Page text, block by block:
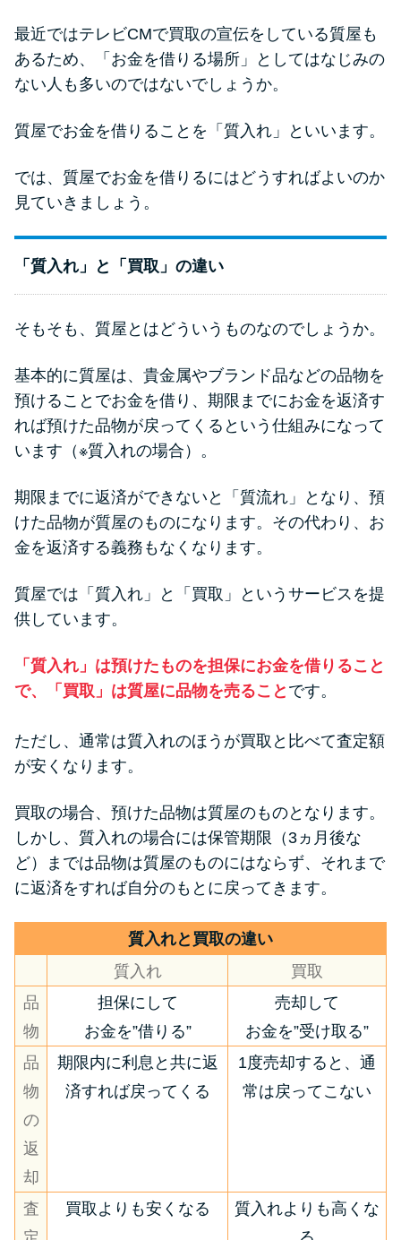
申し込みブラックとは?判断の目
安や審査に通らない理由
は？3つの判断基準と工面法
アコムはブラックでも審査に通
方法
アコムとレイクどっちがいい
の？ カードローンの選び方を徹
プロミスの返済方法を徹底解
説！ もっとも便利でお得な返済
方法はどれ？
年収が低い＆他社借入があると
落ちる？バンクイックの口コミ
を分析
みずほ銀行カードローンの問い
せ方法
最近ではテレビCMで買取の宣伝をしている質屋も
あるため、「お金を借りる場所」としてはなじみの
ない人も多いのではないでしょうか。
質屋でお金を借りることを「質入れ」といいます。
では、質屋でお金を借りるにはどうすればよいのか
見ていきましょう。
「質入れ」と「買取」の違い
そもそも、質屋とはどういうものなのでしょうか。
基本的に質屋は、貴金属やブランド品などの品物を
預けることでお金を借り、期限までにお金を返済す
れば預けた品物が戻ってくるという仕組みになって
います（※質入れの場合）。
期限までに返済ができないと「質流れ」となり、預
けた品物が質屋のものになります。その代わり、お
金を返済する義務もなくなります。
質屋では「質入れ」と「買取」というサービスを提
供しています。
「質入れ」は預けたものを担保にお金を借りること
で、「買取」は質屋に品物を売ること です。
ただし、通常は質入れのほうが買取と比べて査定額
が安くなります。
買取の場合、預けた品物は質屋のものとなります。
しかし、質入れの場合には保管期限（3ヵ月後な
ど）までは品物は質屋のものにはならず、それまで
に返済をすれば自分のもとに戻ってきます。
質入れと買取の違い
質入れ
買取
品
物
担保にして
お金を”借りる”
売却して
お金を”受け取る”
品
物
の
返
却
期限内に利息と共に返
済すれば戻ってくる
1度売却すると、通
常は戻ってこない
査
買取よりも安くなる
質入れよりも高くな